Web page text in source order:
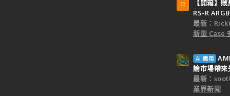
R
【開箱】
RS-R
最新：
新型 Case
AI 應用
論市場帶來
最新：
業界新聞